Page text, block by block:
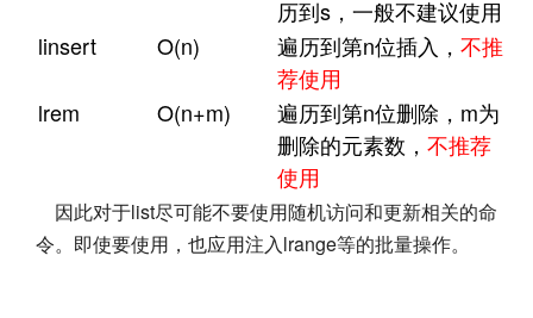
历到s，一般不建议使用
linsert
O(n) 遍历到第n位插入， 不推
荐使用
lrem
O(n+m)
遍历到第n位删除，m为
删除的元素数， 不推荐
使用
因此对于list尽可能不要使用随机访问和更新相关的命
令。即使要使用，也应用注入lrange等的批量操作。